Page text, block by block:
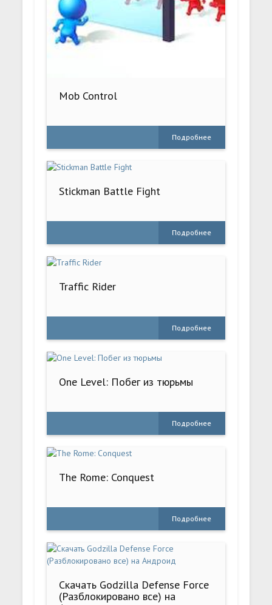
Mob Control
Подробнее
Stickman Battle Fight
Подробнее
Traffic Rider
Подробнее
One Level: Побег из тюрьмы
Подробнее
The Rome: Conquest
Подробнее
Скачать Godzilla Defense Force
(Разблокировано все) на